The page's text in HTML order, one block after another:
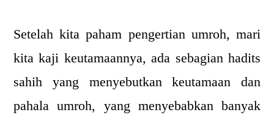
Setelah kita paham pengertian umroh, mari
kita kaji keutamaannya, ada sebagian hadits
sahih yang menyebutkan keutamaan dan
pahala umroh, yang menyebabkan banyak